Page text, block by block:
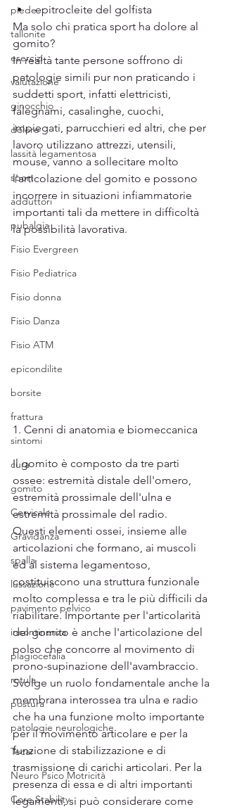
piede
tallonite
esercizi
valutazione
ginocchio
dolore
lassità legamentosa
sport
adduttori
pubalgia
Fisio Evergreen
Fisio Pediatrica
Fisio donna
Fisio Danza
Fisio ATM
epicondilite
borsite
frattura
sintomi
cura
gomito
Cervicale
Gravidanza
spalla
lussazione
pavimento pelvico
incontinenza
plagiocefalia
rotula
postura
patologie neurologiche
Tecar
Neuro Psico Motricità
Core Stability
epitrocleite del golfista
Ma solo chi pratica sport ha dolore al
gomito?
In realtà tante persone soffrono di
patologie simili pur non praticando i
suddetti sport, infatti elettricisti,
falegnami, casalinghe, cuochi,
impiegati, parrucchieri ed altri, che per
lavoro utilizzano attrezzi, utensili,
mouse, vanno a sollecitare molto
l'articolazione del gomito e possono
incorrere in situazioni infiammatorie
importanti tali da mettere in difficoltà
la possibilità lavorativa.
1. Cenni di anatomia e biomeccanica
Il gomito è composto da tre parti
ossee: estremità distale dell'omero,
estremità prossimale dell'ulna e
estremità prossimale del radio.
Questi elementi ossei, insieme alle
articolazioni che formano, ai muscoli
ed al sistema legamentoso,
costituiscono una struttura funzionale
molto complessa e tra le più difficili da
riabilitare. Importante per l'articolarità
del gomito è anche l'articolazione del
polso che concorre al movimento di
prono-supinazione dell'avambraccio.
Svolge un ruolo fondamentale anche la
membrana interossea tra ulna e radio
che ha una funzione molto importante
per il movimento articolare e per la
funzione di stabilizzazione e di
trasmissione di carichi articolari. Per la
presenza di essa e di altri importanti
legamenti, si può considerare come